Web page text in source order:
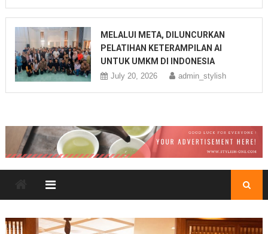
MELALUI META, DILUNCURKAN
PELATIHAN KETERAMPILAN AI
UNTUK UMKM DI INDONESIA
July 20, 2026 admin_stylish